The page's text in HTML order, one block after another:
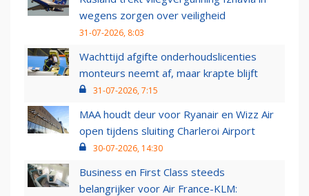
wegens zorgen over veiligheid
31-07-2026, 8:03
Wachttijd afgifte onderhoudslicenties
monteurs neemt af, maar krapte blijft
31-07-2026, 7:15
MAA houdt deur voor Ryanair en Wizz Air
open tijdens sluiting Charleroi Airport
30-07-2026, 14:30
Business en First Class steeds
belangrijker voor Air France-KLM: